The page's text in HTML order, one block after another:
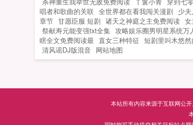
唱者和歌曲的关联 全世界都在看我闯关漫剧 少
章节 甘愿臣服 短剧 诸天之神庭之主免费阅读
祭献寿元能变强txt全集 攻略娱乐圈男明星系统万
瞎全文免费阅读最 直女三种特征 短剧里叫木悠
清风谣DJ版混音 网站地图
本站所有内容来源于互联网公